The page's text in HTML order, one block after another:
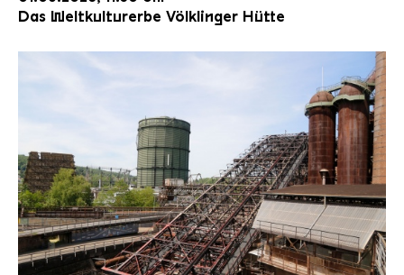
Das Weltkulturerbe Völklinger Hütte